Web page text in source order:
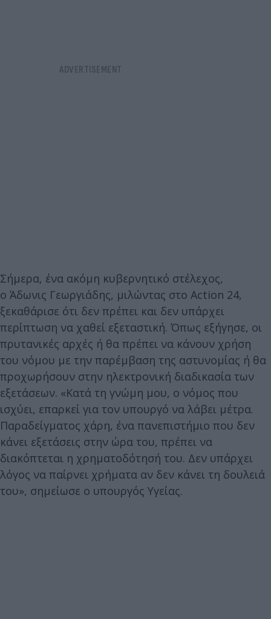
Σήμερα, ένα ακόμη κυβερνητικό στέλεχος,
ο Άδωνις Γεωργιάδης, μιλώντας στο Action 24,
ξεκαθάρισε ότι δεν πρέπει και δεν υπάρχει
περίπτωση να χαθεί εξεταστική. Όπως εξήγησε, οι
πρυτανικές αρχές ή θα πρέπει να κάνουν χρήση
του νόμου με την παρέμβαση της αστυνομίας ή θα
προχωρήσουν στην ηλεκτρονική διαδικασία των
εξετάσεων. «Κατά τη γνώμη μου, ο νόμος που
ισχύει, επαρκεί για τον υπουργό να λάβει μέτρα.
Παραδείγματος χάρη, ένα πανεπιστήμιο που δεν
κάνει εξετάσεις στην ώρα του, πρέπει να
διακόπτεται η χρηματοδότησή του. Δεν υπάρχει
λόγος να παίρνει χρήματα αν δεν κάνει τη δουλειά
του», σημείωσε ο υπουργός Υγείας.